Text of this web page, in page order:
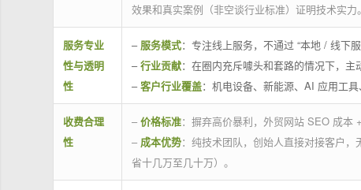
效果和真实案例（非空谈行业标准）证明技术实力。
服务专业
性与透明
性
– 服务模式：专注线上服务，不通过 “本地 / 线下
–行业贡献：在圈内充斥噱头和套路的情况下，
–客户行业覆盖：机电设备、新能源、AI 应用工
收费合理
性
– 价格标准：摒弃高价暴利，外贸网站 SEO 成本
– 成本优势：纯技术团队，创始人直接对接客户
省十几万至几十万）。